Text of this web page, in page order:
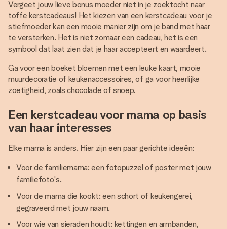
Vergeet jouw lieve bonus moeder niet in je zoektocht naar
toffe kerstcadeaus! Het kiezen van een kerstcadeau voor je
stiefmoeder kan een mooie manier zijn om je band met haar
te versterken. Het is niet zomaar een cadeau, het is een
symbool dat laat zien dat je haar accepteert en waardeert.
Ga voor een boeket bloemen met een leuke kaart, mooie
muurdecoratie of keukenaccessoires, of ga voor heerlijke
zoetigheid, zoals chocolade of snoep.
Een kerstcadeau voor mama op basis
van haar interesses
Elke mama is anders. Hier zijn een paar gerichte ideeën:
Voor de familiemama: een fotopuzzel of poster met jouw
familiefoto's.
Voor de mama die kookt: een schort of keukengerei,
gegraveerd met jouw naam.
Voor wie van sieraden houdt: kettingen en armbanden,